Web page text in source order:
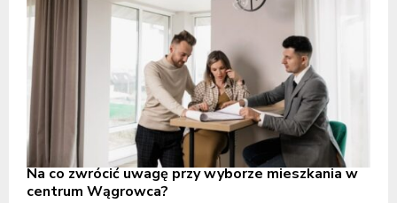
Na co zwrócić uwagę przy wyborze mieszkania w
centrum Wągrowca?